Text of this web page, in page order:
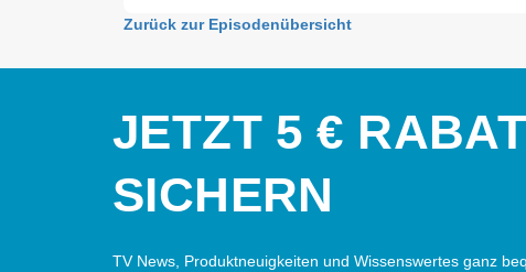
Zurück zur Episodenübersicht
JETZT 5 €
SICHERN
TV News, Produktneuigkeiten und Wissenswertes ganz